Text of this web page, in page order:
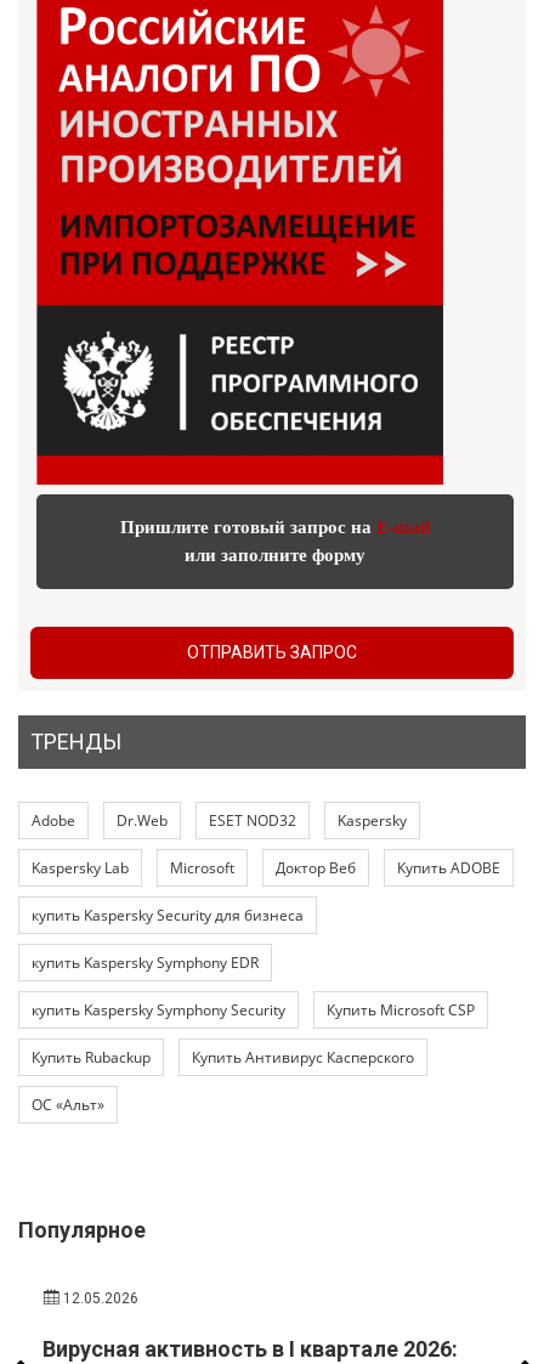
Пришлите готовый запрос на E-mail
или заполните форму
ОТПРАВИТЬ ЗАПРОС
ТРЕНДЫ
Adobe Dr.Web ESET NOD32 Kaspersky
Kaspersky Lab Microsoft Доктор Веб Купить ADOBE
купить Kaspersky Security для бизнеса
купить Kaspersky Symphony EDR
купить Kaspersky Symphony Security Купить Microsoft CSP
Купить Rubackup Купить Антивирус Касперского
ОС «Альт»
Популярное
12.05.2026
Вирусная активность в I квартале 2026: